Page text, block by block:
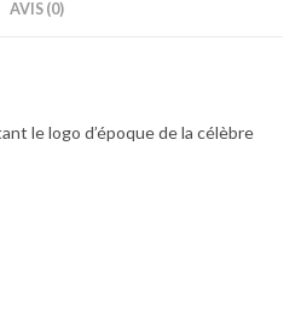
AVIS (0)
le logo d’époque de la célèbre